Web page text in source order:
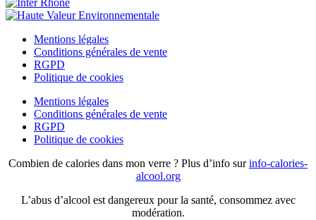
Mentions légales
Conditions générales de vente
RGPD
Politique de cookies
Mentions légales
Conditions générales de vente
RGPD
Politique de cookies
Combien de calories dans mon verre ? Plus d’info surinfo-calories-
alcool.org
L’abus d’alcool est dangereux pour la santé, consommez avec
modération.